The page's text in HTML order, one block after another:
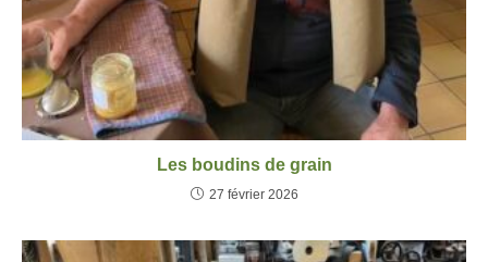
Les boudins de grain
27 février 2026